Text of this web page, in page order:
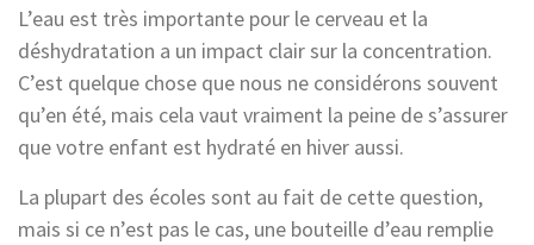
L’eau est très importante pour le cerveau et la
déshydratation a un impact clair sur la concentration.
C’est quelque chose que nous ne considérons souvent
qu’en été, mais cela vaut vraiment la peine de s’assurer
que votre enfant est hydraté en hiver aussi.
La plupart des écoles sont au fait de cette question,
mais si ce n’est pas le cas, une bouteille d’eau remplie